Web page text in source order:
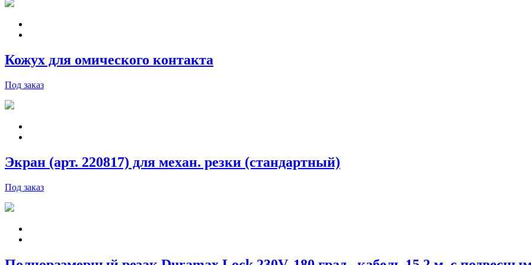
Кожух для омического контакта
Под заказ
Экран (арт. 220817) для механ. резки (стандартный)
Под заказ